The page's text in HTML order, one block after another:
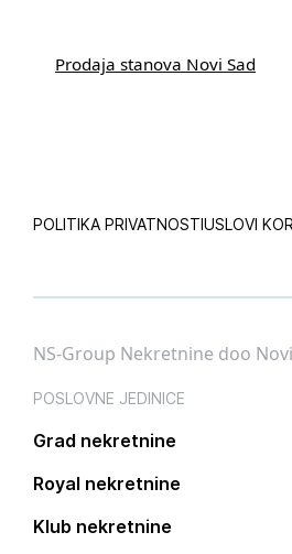
Prodaja stanova Novi Sad
POLITIKA PRIVATNOSTIUSLOVI
NS-Group Nekretnine doo Novi
POSLOVNE JEDINICE
Grad nekretnine
Royal nekretnine
Klub nekretnine